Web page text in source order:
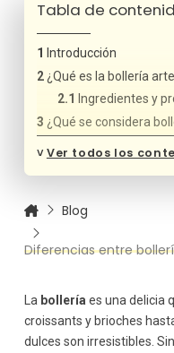
Tabla de
Introducción
¿Qué es la bollería
Ingredientes y
¿Qué se considera
y bollería artesanal
Salud y nutrición
˅Ver todos los
Blog
Diferencias entre
La bollería es una delicia
croissants y brioches
dulces son irresistibles.